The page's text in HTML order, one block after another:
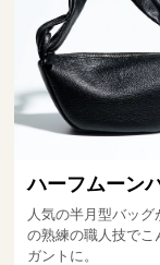
ハーフムーン
人気の半月型バッグ
の熟練の職人技でこ
ガントに。